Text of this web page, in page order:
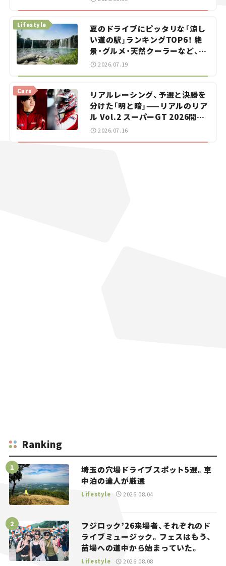
夏のドライブにピッタリな「涼し
い道の駅」ランキングTOP6！ 絶
景・グルメ・天然クーラーなど、避
暑におすすめのスポットを紹介
Lifestyle
2026.07.19
リアルレーシング、予選と決勝を
分けた「明と暗」——リアルのリア
ル Vol.2 スーパーGT 2026開幕
戦 岡山国際サーキット
Cars
2026.07.16
Ranking
埼玉の穴場ドライブスポット5選。車
中泊の達人が厳選
Lifestyle 2026.08.04
フジロック’26来場者、それぞれのド
ライブミュージック。フェスはもう、
苗場への道中から始まっていた。
Lifestyle 2026.08.08